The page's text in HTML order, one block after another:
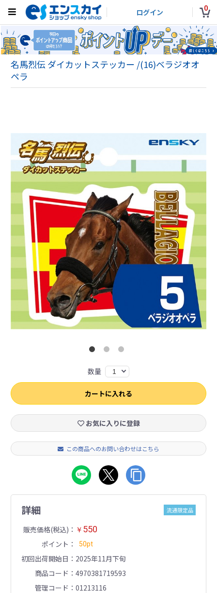
ログイン 0
名馬烈伝 ダイカットステッカー /(16)ベラジオオ
ペラ
数量 1
カートに入れる
お気に入りに登録
この商品へのお問い合わせはこちら
詳細 流通限定品
販売価格(税込) ￥ 550
ポイント 50pt
初回出荷開始日
2025年11月下旬
商品コード
4970381719593
管理コード
01213116